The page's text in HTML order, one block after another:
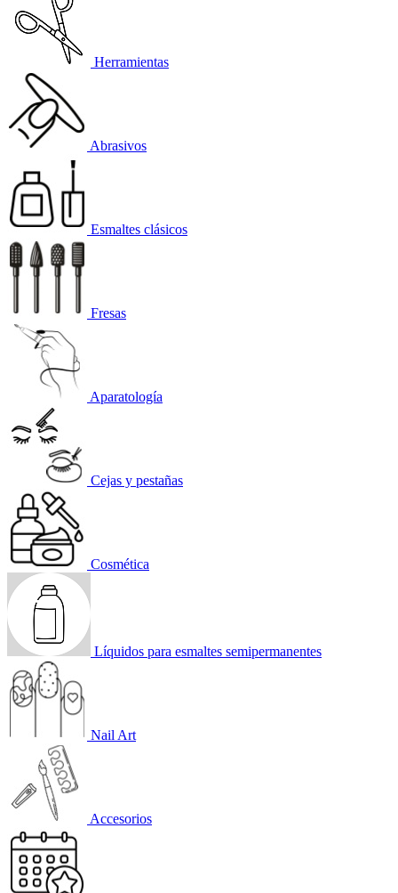
Herramientas
Abrasivos
Esmaltes clásicos
Fresas
Aparatología
Cejas y pestañas
Cosmética
Líquidos para esmaltes semipermanentes
Nail Art
Accesorios